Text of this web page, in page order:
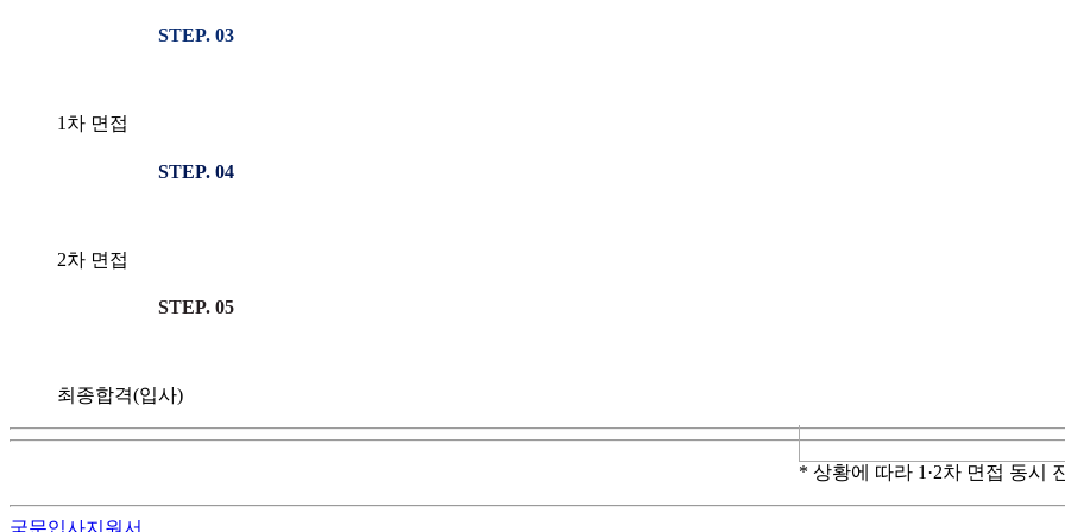
STEP. 03
1차 면접
STEP. 04
2차 면접
STEP. 05
최종합격(입사)
* 상황에 따라 1·2차 면접 동시
국문입사지원서